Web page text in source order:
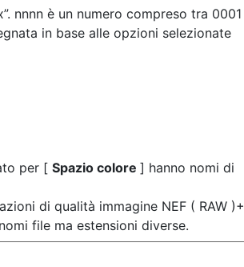
nnnn è un numero compreso tra 0001
in base alle opzioni selezionate
per [ Spazio colore ] hanno nomi di
di qualità immagine NEF ( RAW )+
file ma estensioni diverse.